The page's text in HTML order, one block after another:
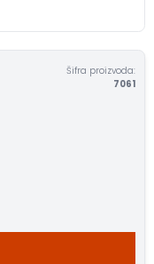
Šifra proizvoda:
7061